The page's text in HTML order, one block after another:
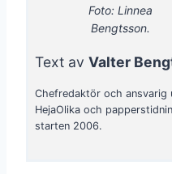
Foto: Linnea
Bengtsson.
Text av Valter
Chefredaktör och
HejaOlika och
starten 2006.